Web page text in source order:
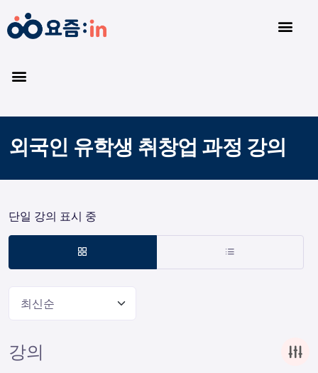
외국인 유학생 취창업 과정 강의
단일 강의 표시 중
최신순
강의